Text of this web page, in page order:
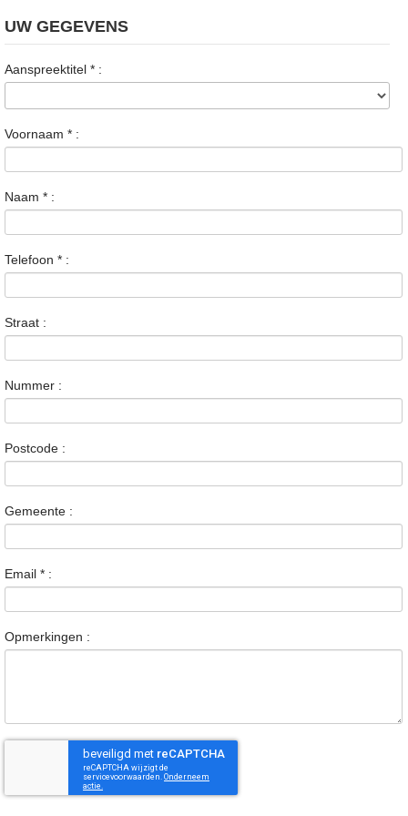
UW GEGEVENS
Aanspreektitel * :
Voornaam * :
Naam * :
Telefoon * :
Straat :
Nummer :
Postcode :
Gemeente :
Email * :
Opmerkingen :